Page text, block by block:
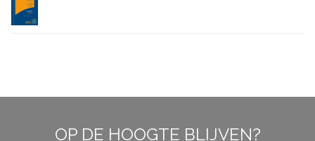
OP DE HOOGTE BLIJVEN?